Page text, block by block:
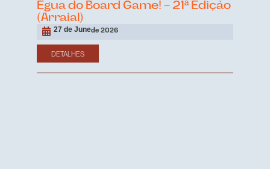
Égua do Board Game! – 21ª Edição
(Arraial)
27 de Junede 2026
DETALHES